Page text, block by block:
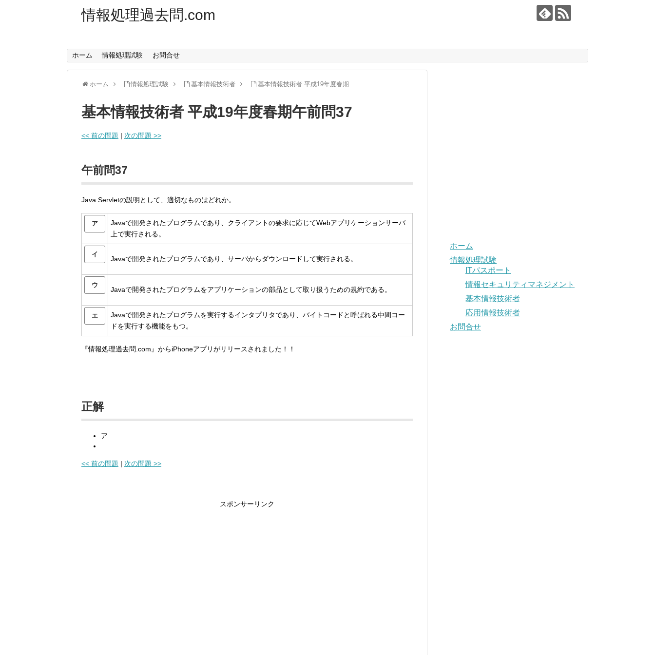
情報処理過去問.com
ホーム 情報処理試験 お問合せ
ホーム 情報処理試験 基本情報技術者 基本情報技術者 平成19年度春期
基本情報技術者 平成19年度春期午前問37
<< 前の問題 | 次の問題 >>
午前問37
Java Servletの説明として、適切なものはどれか。
ア
Javaで開発されたプログラムであり、クライアントの要求に応じてWebアプリケーションサーバ
上で実行される。
イ
Javaで開発されたプログラムであり、サーバからダウンロードして実行される。
ウ
Javaで開発されたプログラムをアプリケーションの部品として取り扱うための規約である。
エ
Javaで開発されたプログラムを実行するインタプリタであり、バイトコードと呼ばれる中間コー
ドを実行する機能をもつ。
『情報処理過去問.com』からiPhoneアプリがリリースされました！！
正解
ア
<< 前の問題 | 次の問題 >>
スポンサーリンク
ホーム
情報処理試験
ITパスポート
情報セキュリティマネジメント
基本情報技術者
応用情報技術者
お問合せ